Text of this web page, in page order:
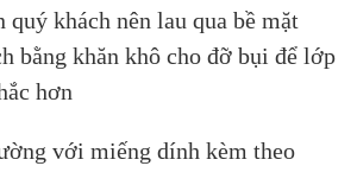
khách nên lau qua bề mặt
bằng khăn khô cho đỡ bụi để lớp
hơn
với miếng dính kèm theo